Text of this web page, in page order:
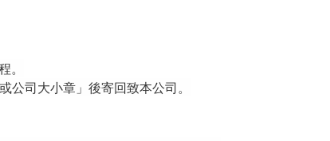
司大小章」後寄回致本公司。